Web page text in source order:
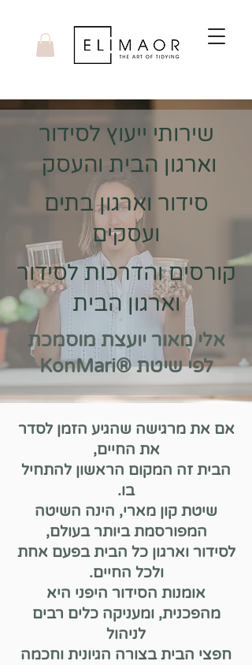
שירותי ייעוץ לסידור
וארגון הבית והעסק
סידור וארגון בתים
ועסקים
קורסים והדרכות לסידור
וארגון הבית
אלי מאור יועצת מוסמכת
לפי שיטת®KonMari
אם את מרגישה שהגיע הזמן לסדר
את החיים,
הבית זה המקום הראשון להתחיל
בו.
שיטת קון מארי, הינה השיטה
המפורסמת ביותר בעולם,
לסידור וארגון כל הבית בפעם אחת
ולכל החיים.
אומנות הסידור היפני היא
מהפכנית, ומעניקה כלים רבים
לניהול
חפצי הבית בצורה הגיונית וחכמה